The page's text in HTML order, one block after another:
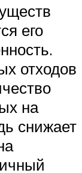
его
отходов
на
снижает